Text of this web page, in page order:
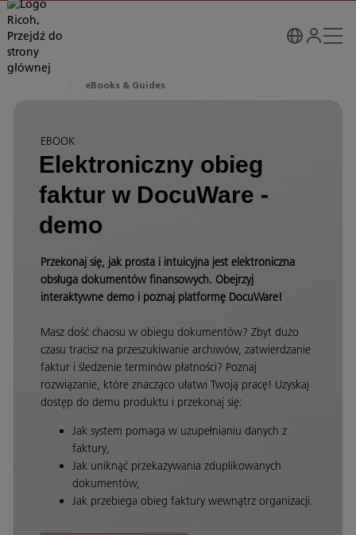
eBooks & Guides
EBOOK
Elektroniczny obieg
faktur w DocuWare -
demo
Przekonaj się, jak prosta i intuicyjna jest elektroniczna
obsługa dokumentów finansowych. Obejrzyj
interaktywne demo i poznaj platformę DocuWare!
Masz dość chaosu w obiegu dokumentów? Zbyt dużo
czasu tracisz na przeszukiwanie archiwów, zatwierdzanie
faktur i śledzenie terminów płatności? Poznaj
rozwiązanie, które znacząco ułatwi Twoją pracę! Uzyskaj
dostęp do demu produktu i przekonaj się:
Jak system pomaga w uzupełnianiu danych z
faktury,
Jak uniknąć przekazywania zduplikowanych
dokumentów,
Jak przebiega obieg faktury wewnątrz organizacji.